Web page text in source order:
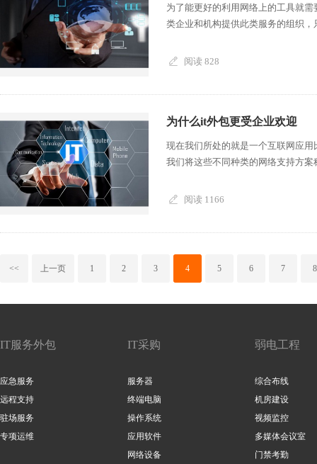
为了能更好的利用网络上的工具就
类企业和机构提供此类服务的组织
阅读 828
为什么it外包更受企业欢迎
现在我们所处的就是一个互联网应
我们将这些不同种类的网络支持方
阅读 1166
<< 上一页 1 2 3 4 5 6 7 8
IT服务外包
应急服务
远程支持
驻场服务
专项运维
IT采购
服务器
终端电脑
操作系统
应用软件
网络设备
弱电工程
综合布线
机房建设
视频监控
多媒体会议室
门禁考勤